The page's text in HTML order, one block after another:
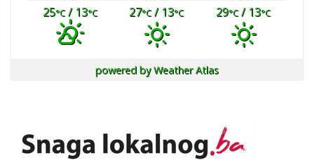
25°C/ 13°C 27°C/ 13°C 29°C/ 13°C
powered byWeather Atlas